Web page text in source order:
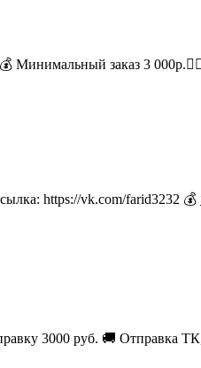
Минимальный заказ 3
https://vk.com/farid3232 💰
3000 руб. 🚚 Отправка